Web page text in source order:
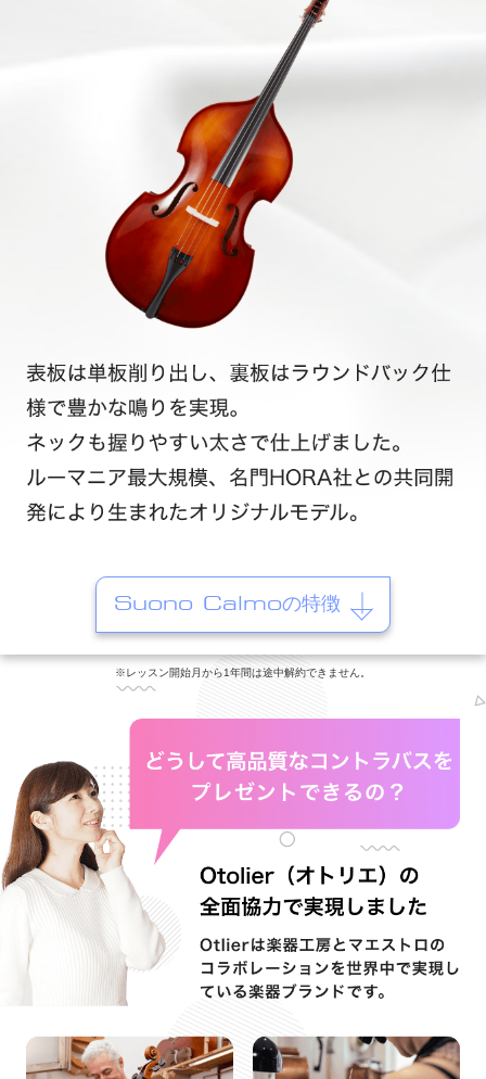
Suono Calmoの特徴
※レッスン開始月から1年間は途中解約できません。